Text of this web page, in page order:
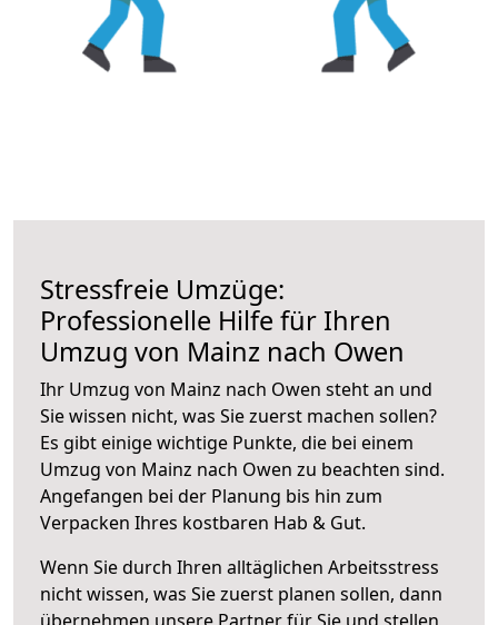
Stressfreie Umzüge:
Professionelle Hilfe für Ihren
Umzug von Mainz nach Owen
Ihr Umzug von Mainz nach Owen steht an und
Sie wissen nicht, was Sie zuerst machen sollen?
Es gibt einige wichtige Punkte, die bei einem
Umzug von Mainz nach Owen zu beachten sind.
Angefangen bei der Planung bis hin zum
Verpacken Ihres kostbaren Hab & Gut.
Wenn Sie durch Ihren alltäglichen Arbeitsstress
nicht wissen, was Sie zuerst planen sollen, dann